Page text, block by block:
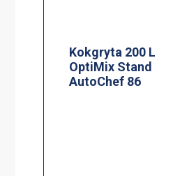
Kokgryta 200 L
OptiMix Stand
AutoChef 86